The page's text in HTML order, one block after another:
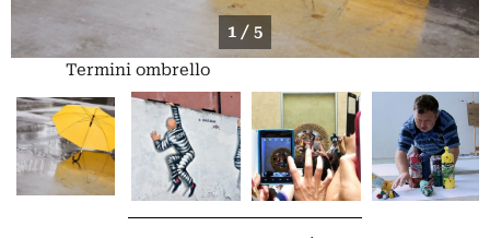
1 / 5
Termini ombrello